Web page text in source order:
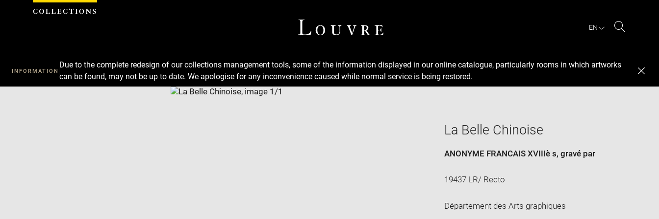
EN
INFORMATION
Due to the complete redesign of our collections management tools, some of the information displayed in our online catalogue, particularly rooms in which artworks
can be found, may not be up to date. We apologise for any inconvenience caused while normal service is being restored.
La Belle Chinoise
ANONYME FRANCAIS XVIIIè s, gravé par
19437 LR/ Recto
Département des Arts graphiques
Cookies management panel